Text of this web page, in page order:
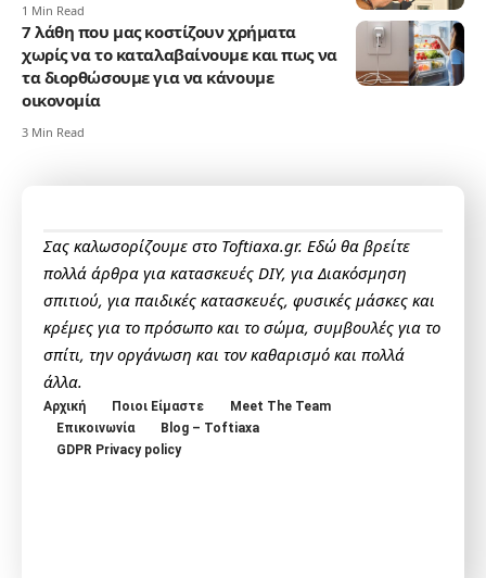
1 Min Read
7 λάθη που μας κοστίζουν χρήματα
χωρίς να το καταλαβαίνουμε και πως να
τα διορθώσουμε για να κάνουμε
οικονομία
3 Min Read
Σας καλωσορίζουμε στο Toftiaxa.gr. Εδώ θα βρείτε
πολλά άρθρα για κατασκευές DIY, για Διακόσμηση
σπιτιού, για παιδικές κατασκευές, φυσικές μάσκες και
κρέμες για το πρόσωπο και το σώμα, συμβουλές για το
σπίτι, την οργάνωση και τον καθαρισμό και πολλά
άλλα.
Αρχική Ποιοι Είμαστε
Meet The Team
Επικοινωνία
Blog – Toftiaxa
GDPR Privacy policy